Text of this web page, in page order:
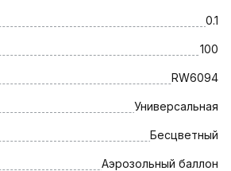
0.1
100
RW6094
Универсальная
Бесцветный
Аэрозольный баллон